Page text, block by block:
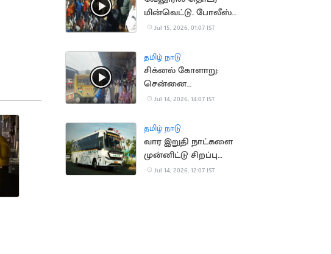
மின்வெட்டு.. போலீஸ்
பேச்சால் சர்ச்சை
Jul 15, 2026, 01:07 IST
தமிழ் நாடு
சிக்னல் கோளாறு:
சென்னை
கடற்கரையில் புறநகர்
Jul 14, 2026, 14:07 IST
தமிழ் நாடு
வார இறுதி நாட்களை
முன்னிட்டு சிறப்பு
பேருந்துகள் இயக்கம்
Jul 14, 2026, 12:07 IST